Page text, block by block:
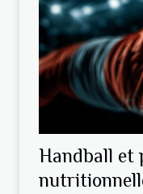
Handball et